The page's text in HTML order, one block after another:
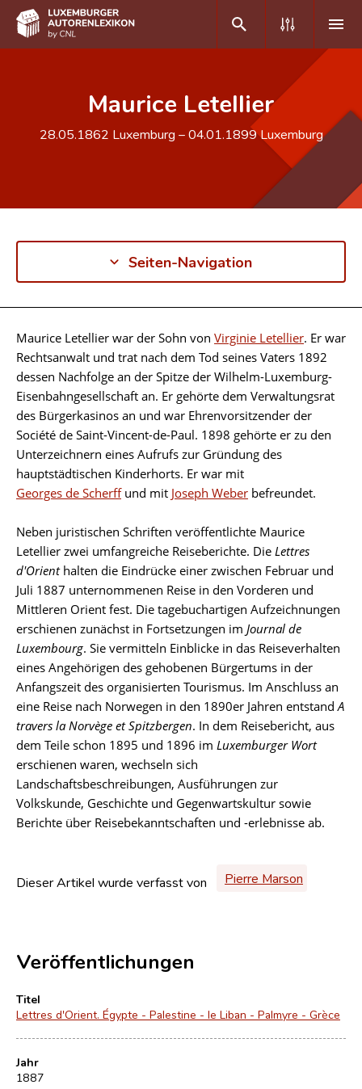
FR
Häufige Fragen und Antworten
CNL
Forschungsgruppe
Kontakt
Maurice Letellier
28.05.1862 Luxemburg –04.01.1899Luxemburg
Seiten-Navigation
Biographie
Maurice Letellier war der Sohn von Virginie Letellier. Er war
Rechtsanwalt und trat nach dem Tod seines Vaters 1892
dessen Nachfolge an der Spitze der Wilhelm-Luxemburg-
Eisenbahngesellschaft an. Er gehörte dem Verwaltungsrat
des Bürgerkasinos an und war Ehrenvorsitzender der
Société de Saint-Vincent-de-Paul. 1898 gehörte er zu den
Unterzeichnern eines Aufrufs zur Gründung des
hauptstädtischen Kinderhorts. Er war mit
Georges de Scherffund mit Joseph Weber befreundet.
Neben juristischen Schriften veröffentlichte Maurice
Letellier zwei umfangreiche Reiseberichte. Die Lettres
d'Orienthalten die Eindrücke einer zwischen Februar und
Juli 1887 unternommenen Reise in den Vorderen und
Mittleren Orient fest. Die tagebuchartigen Aufzeichnungen
erschienen zunächst in Fortsetzungen im Journal de
Luxembourg. Sie vermitteln Einblicke in das Reiseverhalten
eines Angehörigen des gehobenen Bürgertums in der
Anfangszeit des organisierten Tourismus. Im Anschluss an
eine Reise nach Norwegen in den 1890er Jahren entstandA
travers la Norvège et Spitzbergen. In dem Reisebericht, aus
dem Teile schon 1895 und 1896 im Luxemburger Wort
erschienen waren, wechseln sich
Landschaftsbeschreibungen, Ausführungen zur
Volkskunde, Geschichte und Gegenwartskultur sowie
Berichte über Reisebekanntschaften und -erlebnisse ab.
Dieser Artikel wurde verfasst von Pierre Marson
Veröffentlichungen
Titel
Lettres d'Orient. Égypte - Palestine - le Liban - Palmyre - Grèce
Jahr
1887